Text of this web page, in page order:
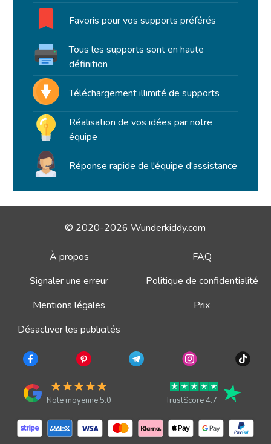
Favoris pour vos supports préférés
Tous les supports sont en haute
définition
Téléchargement illimité de supports
Réalisation de vos idées par notre
équipe
Réponse rapide de l'équipe d'assistance
© 2020-2026 Wunderkiddy.com
À propos
FAQ
Signaler une erreur
Politique de confidentialité
Mentions légales
Prix
Désactiver les publicités
Note moyenne 5.0 TrustScore 4.7